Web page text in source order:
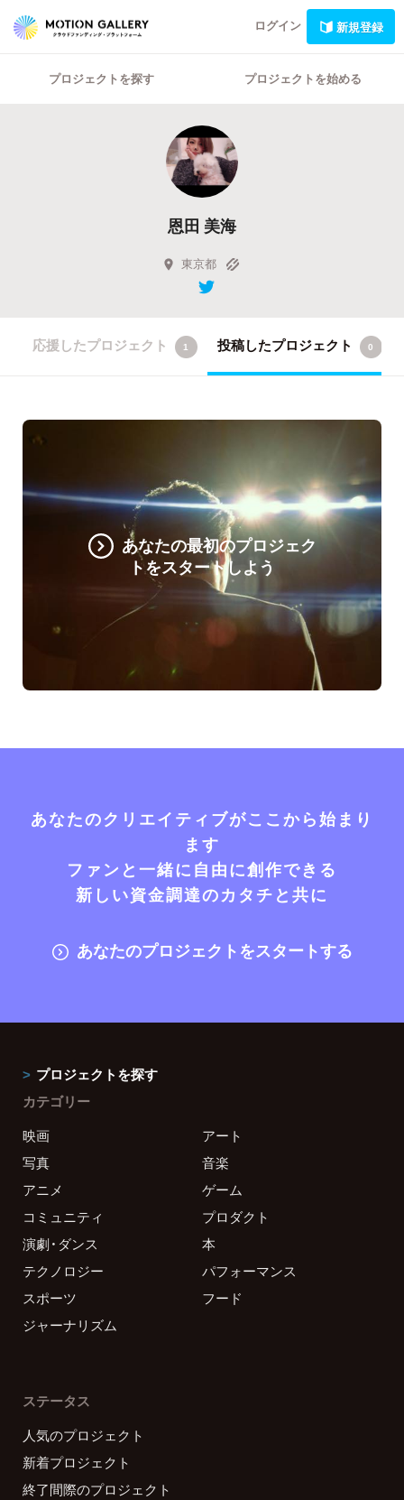
ログイン 新規登録
プロジェクトを探す プロジェクトを始める
恩田 美海
東京都
応援したプロジェクト 1 投稿したプロジェクト 0
あなたの最初のプロジェク
トをスタートしよう
あなたのクリエイティブがここから始まり
ます
ファンと一緒に自由に創作できる
新しい資金調達のカタチと共に
あなたのプロジェクトをスタートする
プロジェクトを探す
カテゴリー
映画
アート
写真
音楽
アニメ
ゲーム
コミュニティ
プロダクト
演劇・ダンス
本
テクノロジー
パフォーマンス
スポーツ
フード
ジャーナリズム
ステータス
人気のプロジェクト
新着プロジェクト
終了間際のプロジェクト